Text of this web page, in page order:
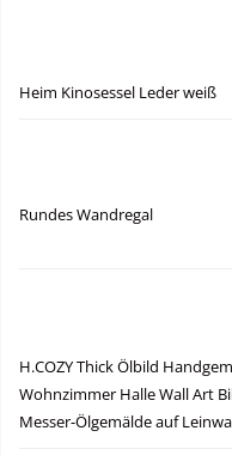
Heim Kinosessel Leder weiß
Rundes Wandregal
H.COZY Thick Ölbild
Wohnzimmer Halle Wall Art
Messer-Ölgemälde auf